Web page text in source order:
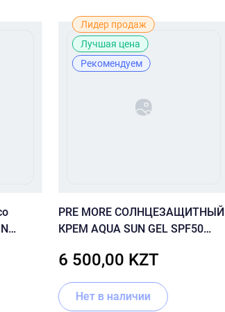
Лидер продаж
Лучшая цена
Рекомендуем
PRE MORE СОЛНЦЕЗАЩИТНЫЙ
КРЕМ AQUA SUN GEL SPF50
6 500,00 KZT
Нет в наличии